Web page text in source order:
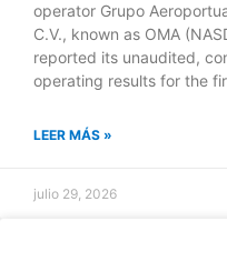
operator Grupo
C.V., known as OMA
reported its unaudited,
operating results for the
LEER MÁS »
julio 29, 2026